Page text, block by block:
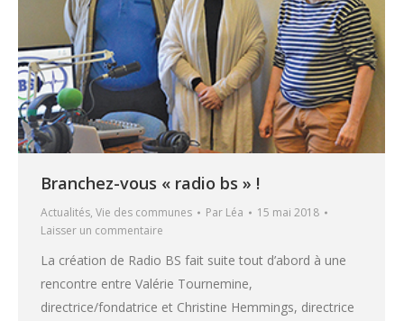
Branchez-vous « radio bs » !
Actualités, Vie des communes Par Léa
15 mai 2018
Laisser un commentaire
La création de Radio BS fait suite tout d’abord à une
rencontre entre Valérie Tournemine,
directrice/fondatrice et Christine Hemmings, directrice